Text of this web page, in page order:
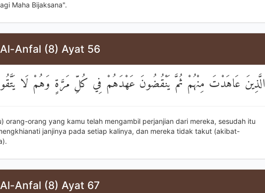
Maha Bijaksana".
Anfal (8) Ayat 56
الَّذِينَ عَاهَدْتَ مِنْهُمْ ثُمَّ يَنْقُضُونَ عَهْدَهُمْ فِي كُلِّ مَرَّةٍ وَهُمْ لَا
orang-orang yang kamu telah mengambil perjanjian dari mereka, sesudah itu
janjinya pada setiap kalinya, dan mereka tidak takut (akibat-
Anfal (8) Ayat 67